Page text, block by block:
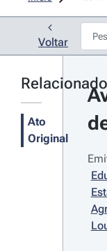
Voltar
Ato
Original